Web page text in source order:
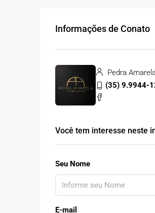
Informações de Conato
Pedra
(35) 9.9944-
Você tem interesse neste
Seu Nome
E-mail